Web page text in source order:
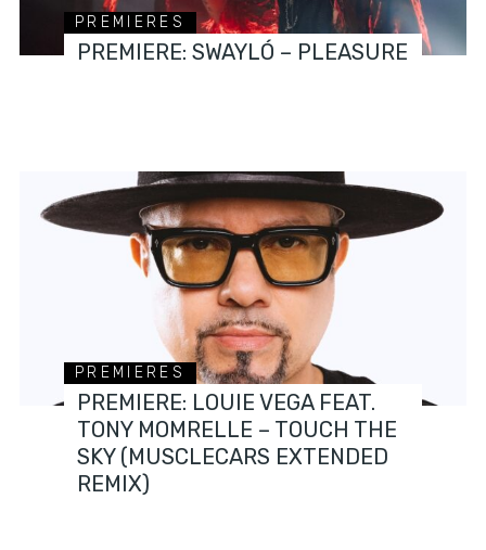
PREMIERES
PREMIERE: SWAYLÓ – PLEASURE
PREMIERES
PREMIERE: LOUIE VEGA FEAT.
TONY MOMRELLE – TOUCH THE
SKY (MUSCLECARS EXTENDED
REMIX)